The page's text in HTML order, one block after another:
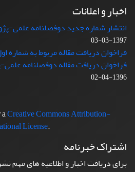
اخبار و اعلانات
انتشار شماره جدید دوفصلنامه علمی-
1397-03-03
فراخوان دریافت مقاله مربوط به شماره اول
فراخوان دریافت مقاله دوفصلنامه
1396-04-02
Creative Commons Attribution-
License.
اشتراک خبرنامه
برای دریافت اخبار و اطلاعیه های مهم